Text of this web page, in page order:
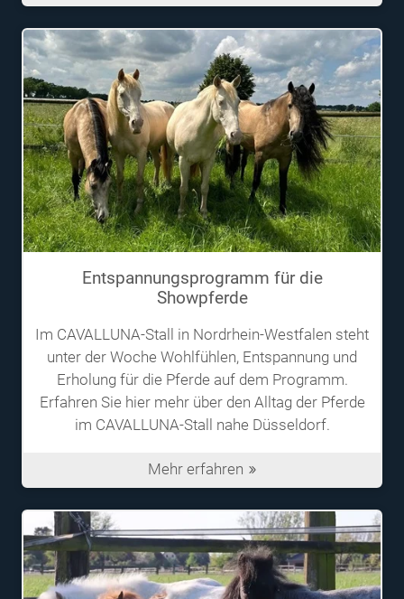
Entspannungs­programm für die
Showpferde
Im CAVALLUNA-Stall in Nordrhein-Westfalen steht
unter der Woche Wohlfühlen, Entspannung und
Erholung für die Pferde auf dem Programm.
Erfahren Sie hier mehr über den Alltag der Pferde
im CAVALLUNA-Stall nahe Düsseldorf.
Mehr erfahren